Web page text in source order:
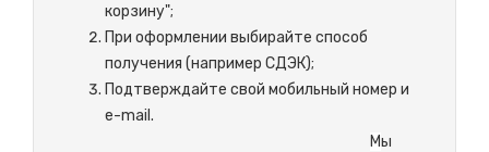
корзину";
При оформлении выбирайте способ
получения (например СДЭК);
Подтверждайте свой мобильный номер и
e-mail.
Мы